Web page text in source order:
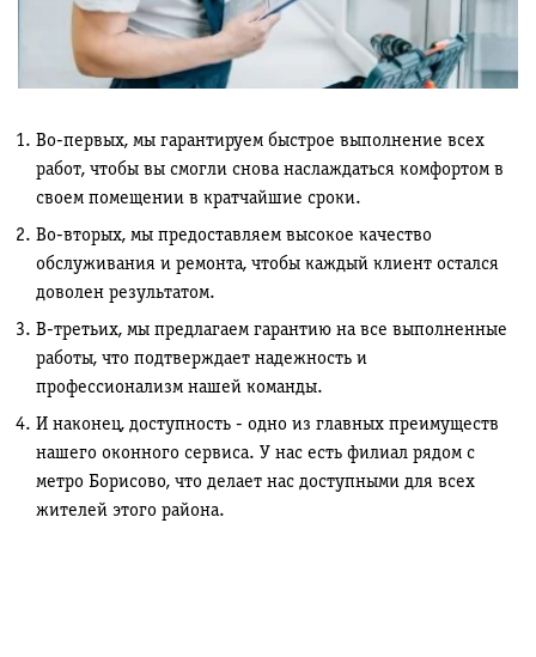
Во-первых, мы гарантируем быстрое выполнение всех
работ, чтобы вы смогли снова наслаждаться комфортом в
своем помещении в кратчайшие сроки.
Во-вторых, мы предоставляем высокое качество
обслуживания и ремонта, чтобы каждый клиент остался
доволен результатом.
В-третьих, мы предлагаем гарантию на все выполненные
работы, что подтверждает надежность и
профессионализм нашей команды.
И наконец, доступность - одно из главных преимуществ
нашего оконного сервиса. У нас есть филиал рядом с
метро Борисово, что делает нас доступными для всех
жителей этого района.